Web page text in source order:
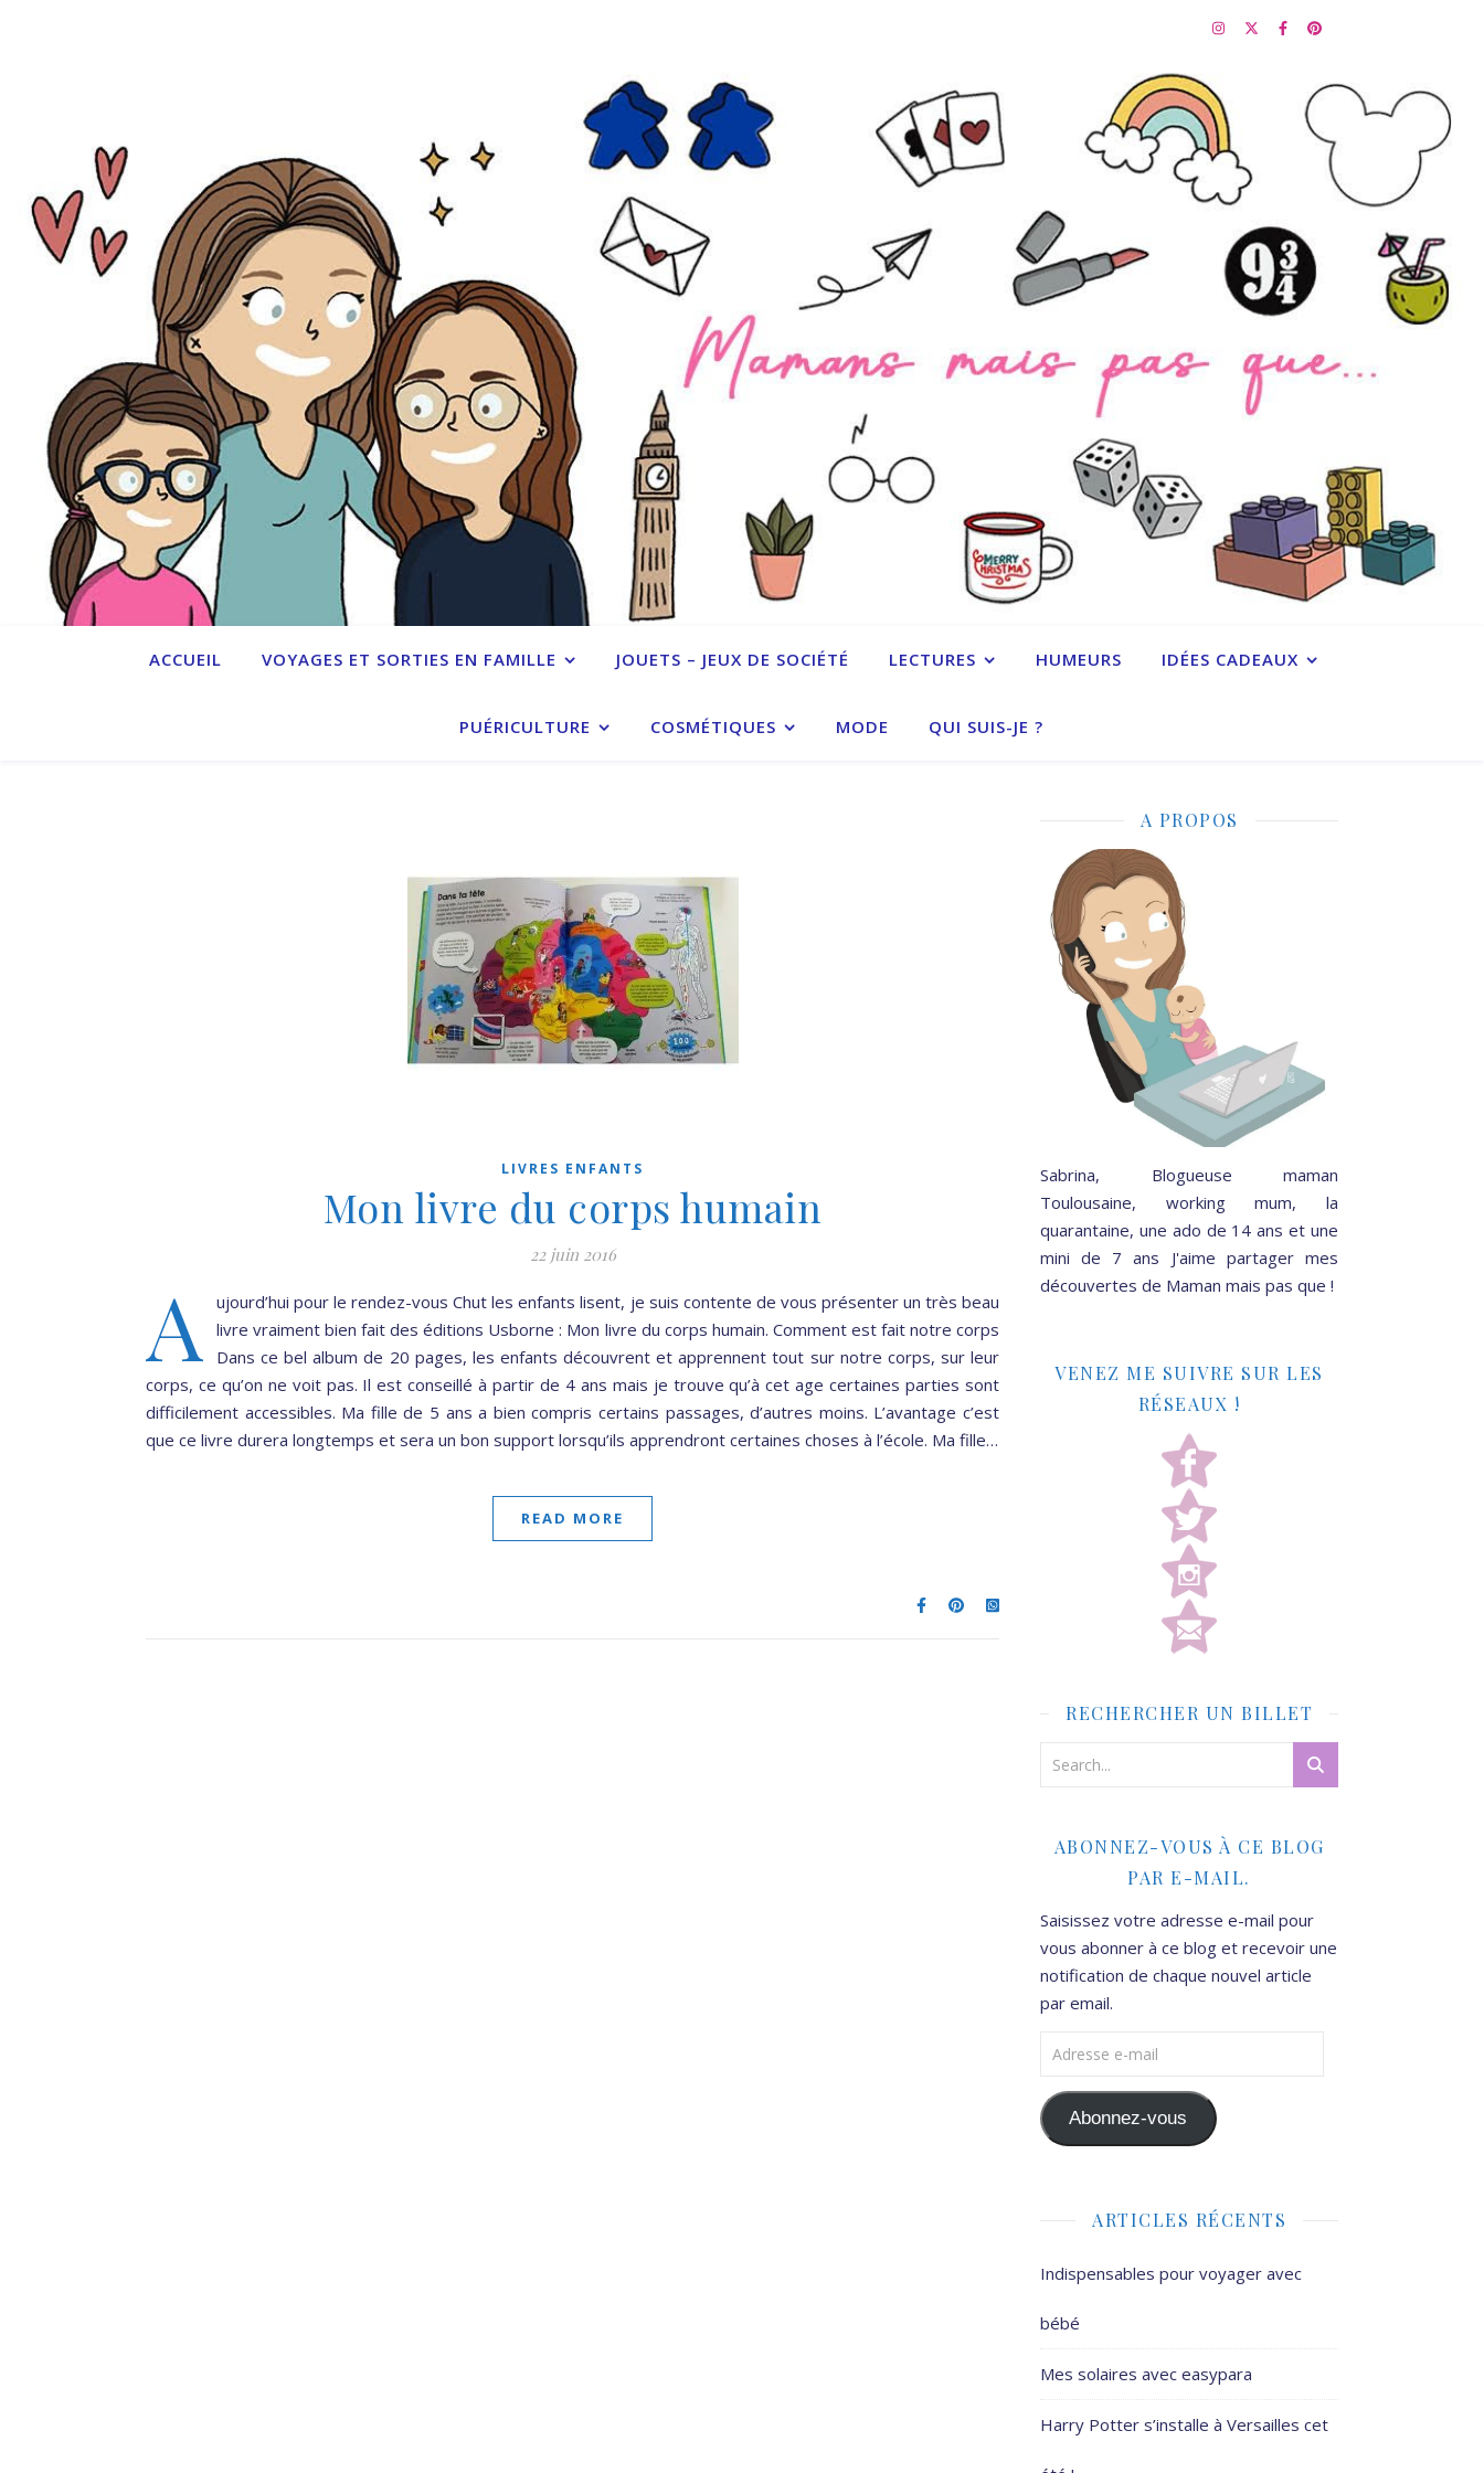
ACCUEIL VOYAGES ET SORTIES EN FAMILLE JOUETS – JEUX DE SOCIÉTÉ LECTURES HUMEURS IDÉES CADEAUX
PUÉRICULTURE COSMÉTIQUES MODE QUI SUIS-JE ?
LIVRES ENFANTS
Mon livre du corps humain
22 juin 2016
A
ujourd’hui pour le rendez-vous Chut les enfants lisent, je suis contente de vous présenter un très beau
livre vraiment bien fait des éditions Usborne : Mon livre du corps humain. Comment est fait notre corps
Dans ce bel album de 20 pages, les enfants découvrent et apprennent tout sur notre corps, sur leur
corps, ce qu’on ne voit pas. Il est conseillé à partir de 4 ans mais je trouve qu’à cet age certaines parties sont
difficilement accessibles. Ma fille de 5 ans a bien compris certains passages, d’autres moins. L’avantage c’est
que ce livre durera longtemps et sera un bon support lorsqu’ils apprendront certaines choses à l’école. Ma fille…
READ MORE
A PROPOS
Sabrina, Blogueuse maman
Toulousaine, working mum, la
quarantaine, une ado de 14 ans et une
mini de 7 ans J'aime partager mes
découvertes de Maman mais pas que !
VENEZ ME SUIVRE SUR LES
RÉSEAUX !
RECHERCHER UN BILLET
ABONNEZ-VOUS À CE BLOG
PAR E-MAIL.
Saisissez votre adresse e-mail pour
vous abonner à ce blog et recevoir une
notification de chaque nouvel article
par email.
Adresse e-mail
Abonnez-vous
ARTICLES RÉCENTS
Indispensables pour voyager avec
bébé
Mes solaires avec easypara
Harry Potter s’installe à Versailles cet